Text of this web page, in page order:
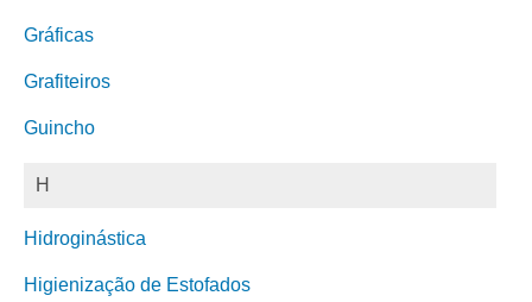
Gráficas
Grafiteiros
Guincho
H
Hidroginástica
Higienização de Estofados